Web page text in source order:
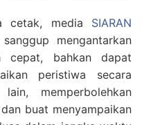
cetak, media SIARAN
sanggup mengantarkan
cepat, bahkan dapat
peristiwa secara
memperbolehkan
buat menyampaikan